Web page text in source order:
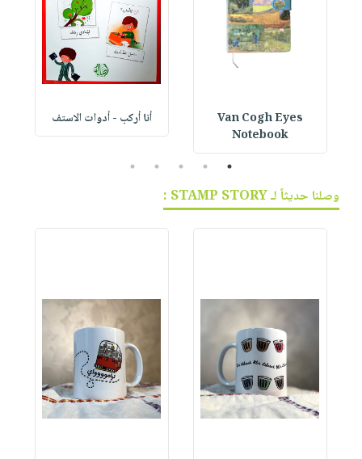
Van Cogh Eyes
Notebook
أنا أركب - أدوات الاستف
1
2
3
4
5
وصلنا حديثاً لـ STAMP STORY :